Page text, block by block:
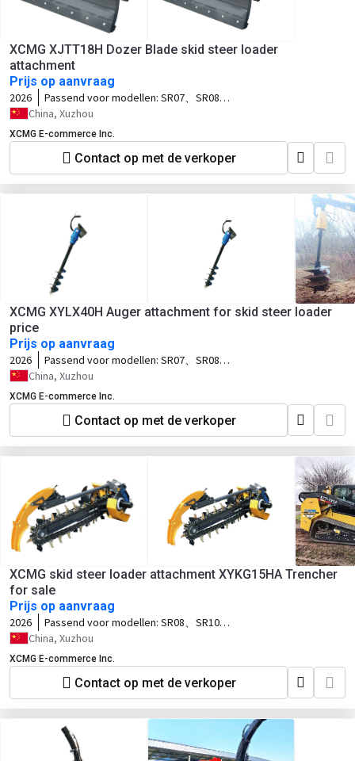
XCMG XJTT18H Dozer Blade skid steer loader
attachment
Prijs op aanvraag
2026 Passend voor modellen: SR07、SR08、
SR10、SR12、SV10、SV12、TV10、
China, Xuzhou
XCMG E-commerce Inc.
Contact op met de verkoper
XCMG XYLX40H Auger attachment for skid steer loader
price
Prijs op aanvraag
2026 Passend voor modellen: SR07、SR08、
SR10、SR12、SV10、SV12、TV10、
China, Xuzhou
XCMG E-commerce Inc.
Contact op met de verkoper
XCMG skid steer loader attachment XYKG15HA Trencher
for sale
Prijs op aanvraag
2026 Passend voor modellen: SR08、SR10、
SR12、SV10、SV12、TV10、TV12
China, Xuzhou
XCMG E-commerce Inc.
Contact op met de verkoper